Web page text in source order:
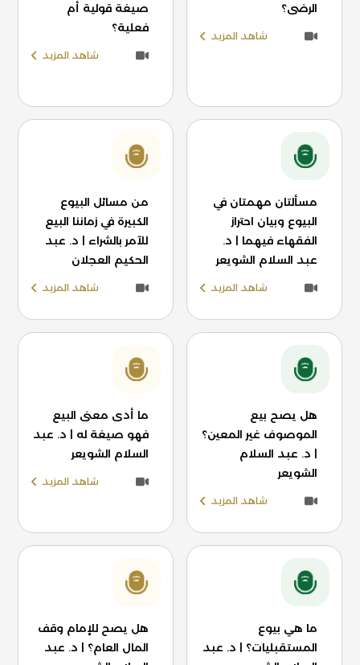
الرضى؟
شاهد المزيد
صيغة قولية أم
فعلية؟
شاهد المزيد
مسألتان مهمتان في
البيوع وبيان احتراز
الفقهاء فيهما | د.
عبد السلام الشويعر
شاهد المزيد
من مسائل البيوع
الكبيرة في زماننا البيع
للآمر بالشراء | د. عبد
الحكيم العجلان
شاهد المزيد
هل يصح بيع
الموصوف غير المعين؟
| د. عبد السلام
الشويعر
شاهد المزيد
ما أدى معنى البيع
فهو صيغة له | د. عبد
السلام الشويعر
شاهد المزيد
ما هي بيوع
المستقبليات؟ | د. عبد
هل يصح للإمام وقف
المال العام؟ | د. عبد